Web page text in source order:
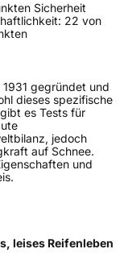
Sicherheit
22 von
gegründet und
dieses spezifische
es Tests für
jedoch
auf Schnee.
und
leises Reifenleben